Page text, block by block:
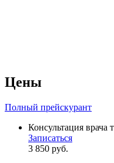
Цены
Полный прейскурант
Консультация врача
Записаться
3 850 руб.